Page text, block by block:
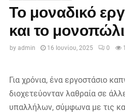
Το μοναδικό
και το
by admin 16 Ιουνίου, 2025 0
Για χρόνια, ένα εργοστάσιο
διοχετεύονταν λαθραία σε
υπαλλήλων, σύμφωνα με τις